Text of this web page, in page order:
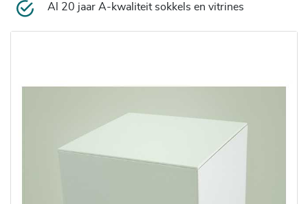
Al 20 jaar A-kwaliteit sokkels en vitrines